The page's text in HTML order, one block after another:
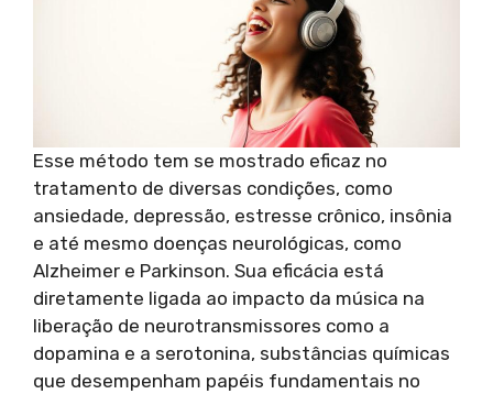
Esse método tem se mostrado eficaz no
tratamento de diversas condições, como
ansiedade, depressão, estresse crônico, insônia
e até mesmo doenças neurológicas, como
Alzheimer e Parkinson. Sua eficácia está
diretamente ligada ao impacto da música na
liberação de neurotransmissores como a
dopamina e a serotonina, substâncias químicas
que desempenham papéis fundamentais no